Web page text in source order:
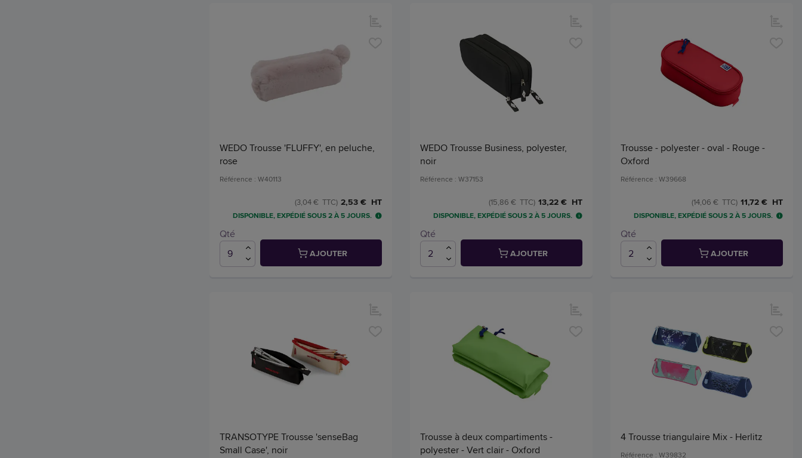
WEDO Trousse 'FLUFFY', en peluche,
rose
Référence : W40113
2,53 € HT
(3,04 € TTC)
DISPONIBLE, EXPÉDIÉ SOUS 2 À 5 JOURS.
Qté
AJOUTER
WEDO Trousse Business, polyester,
noir
Référence : W37153
13,22 € HT
(15,86 € TTC)
DISPONIBLE, EXPÉDIÉ SOUS 2 À 5 JOURS.
Qté
AJOUTER
Trousse - polyester - oval - Rouge -
Oxford
Référence : W39668
11,72 € HT
(14,06 € TTC)
DISPONIBLE, EXPÉDIÉ SOUS 2 À 5 JOURS.
Qté
AJOUTER
TRANSOTYPE Trousse 'senseBag
Small Case', noir
Trousse à deux compartiments -
polyester - Vert clair - Oxford
4 Trousse triangulaire Mix - Herlitz
Référence : W39832